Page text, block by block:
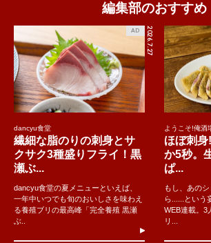
編集部のおすすめ
2026.7.27
AD
dancyu食堂
繊細な脂のりの刺身とサ
クサク3種盛りフライ！黒
瀬ぶ...
dancyu食堂の夏メニューといえば、
一年中いつでも旬のおいしさを味わえ
る養殖ブリの最高峰「完全養殖 黒瀬
ぶ..
ようこそ!俺酒
ほぼ刺
か5秒。
ぱ...
もし、あの
ら......という
WEB連載。3
リ...